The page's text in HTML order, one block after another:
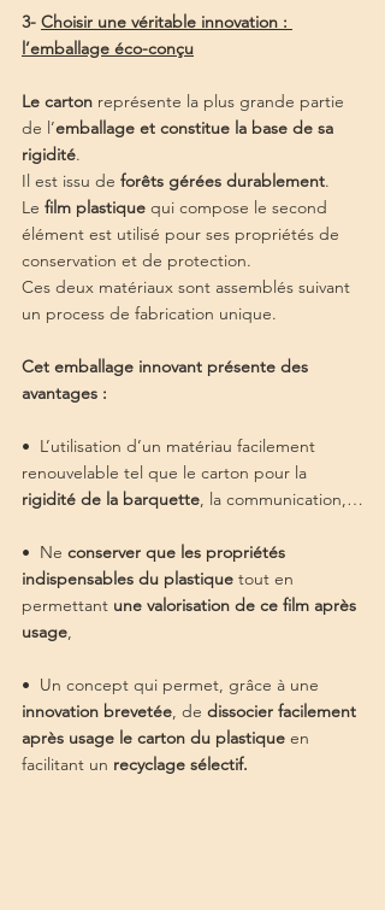
3- Choisir une véritable innovation :
l’emballage éco-conçu
Le carton représente la plus grande partie
de l’emballage et constitue la base de sa
rigidité.
Il est issu de forêts gérées durablement.
Le film plastique qui compose le second
élément est utilisé pour ses propriétés de
conservation et de protection.
Ces deux matériaux sont assemblés suivant
un process de fabrication unique.
Cet emballage innovant présente des
avantages :
•  L’utilisation d’un matériau facilement
renouvelable tel que le carton pour la
rigidité de la barquette, la communication,…
•  Ne conserver que les propriétés
indispensables du plastique tout en
permettant une valorisation de ce film après
usage,
•  Un concept qui permet, grâce à une
innovation brevetée, de dissocier facilement
après usage le carton du plastique en
facilitant un recyclage sélectif.